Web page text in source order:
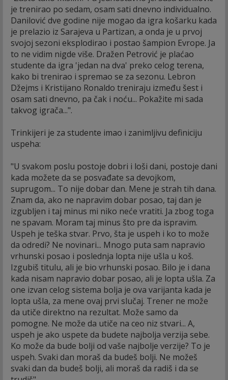
je trenirao po sedam, osam sati dnevno individualno.
Danilović dve godine nije mogao da igra košarku kada
je prelazio iz Sarajeva u Partizan, a onda je u prvoj
svojoj sezoni eksplodirao i postao šampion Evrope. Ja
to ne vidim nigde više. Dražen Petrović je plaćao
studente da igra 'jedan na dva' preko celog terena,
kako bi trenirao i spremao se za sezonu. Lebron
Džejms i Kristijano Ronaldo treniraju između šest i
osam sati dnevno, pa čak i noću... Pokažite mi sada
takvog igrača...".
Trinkijeri je za studente imao i zanimljivu definiciju
uspeha:
"U svakom poslu postoje dobri i loši dani, postoje dani
kada možete da se posvađate sa devojkom,
suprugom... To nije dobar dan. Mene je strah tih dana.
Znam da, ako ne napravim dobar posao, taj dan je
izgubljen i taj minus mi niko neće vratiti. Ja zbog toga
ne spavam. Moram taj minus što pre da ispravim.
Uspeh je teška stvar. Prvo, šta je uspeh i ko to može
da odredi? Ne novinari... Mnogo puta sam napravio
vrhunski posao i poslednja lopta nije ušla u koš.
Izgubiš titulu, ali je bio vrhunski posao. Bilo je i dana
kada nisam napravio dobar posao, ali je lopta ušla. Za
one izvan celog sistema bolja je ova varijanta kada je
lopta ušla, za mene ovaj prvi slučaj. Trener ne može
da utiče direktno na rezultat. Može samo da
pomogne. Ne može da utiče na ceo niz stvari... A,
uspeh je ako uspete da budete najbolja verzija sebe.
Ko može da bude bolji od vaše najbolje verzije? To je
uspeh. Svaki dan moraš da budeš bolji. Ne možeš
svaki dan da budeš bolji, ali moraš da radiš i da se